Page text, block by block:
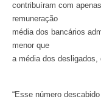
contribuíram com
remuneração
média dos bancários
menor que
a média dos desligados,
“Esse número